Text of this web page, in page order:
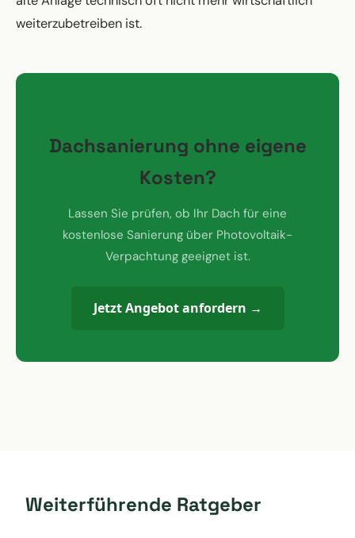
weiterzubetreiben ist.
Dachsanierung ohne eigene
Kosten?
Lassen Sie prüfen, ob Ihr Dach für eine
kostenlose Sanierung über Photovoltaik-
Verpachtung geeignet ist.
Jetzt Angebot anfordern →
Weiterführende Ratgeber